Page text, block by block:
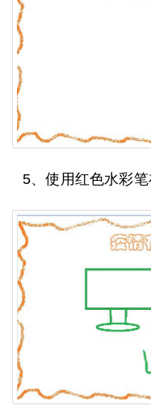
5、使用红色水彩